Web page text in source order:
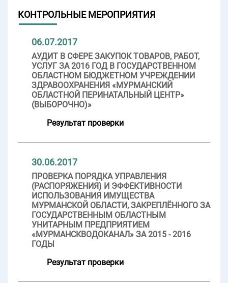
КОНТРОЛЬНЫЕ МЕРОПРИЯТИЯ
06.07.2017
АУДИТ В СФЕРЕ ЗАКУПОК ТОВАРОВ, РАБОТ,
УСЛУГ ЗА 2016 ГОД В ГОСУДАРСТВЕННОМ
ОБЛАСТНОМ БЮДЖЕТНОМ УЧРЕЖДЕНИИ
ЗДРАВООХРАНЕНИЯ «МУРМАНСКИЙ
ОБЛАСТНОЙ ПЕРИНАТАЛЬНЫЙ ЦЕНТР»
(ВЫБОРОЧНО)»
Результат проверки
30.06.2017
ПРОВЕРКА ПОРЯДКА УПРАВЛЕНИЯ
(РАСПОРЯЖЕНИЯ) И ЭФФЕКТИВНОСТИ
ИСПОЛЬЗОВАНИЯ ИМУЩЕСТВА
МУРМАНСКОЙ ОБЛАСТИ, ЗАКРЕПЛЁННОГО ЗА
ГОСУДАРСТВЕННЫМ ОБЛАСТНЫМ
УНИТАРНЫМ ПРЕДПРИЯТИЕМ
«МУРМАНСКВОДОКАНАЛ» ЗА 2015 - 2016
ГОДЫ
Результат проверки